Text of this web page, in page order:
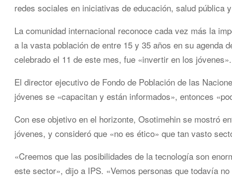
redes sociales en iniciativas de educación, salud pública
La comunidad internacional reconoce cada vez más la
a la vasta población de entre 15 y 35 años en su agenda
celebrado el 11 de este mes, fue «invertir en los jóvenes».
El director ejecutivo de Fondo de Población de las
jóvenes se «capacitan y están informados», entonces
Con ese objetivo en el horizonte, Osotimehin se mostró
jóvenes, y consideró que «no es ético» que tan vasto
«Creemos que las posibilidades de la tecnología son
este sector», dijo a IPS. «Vemos personas que todavía